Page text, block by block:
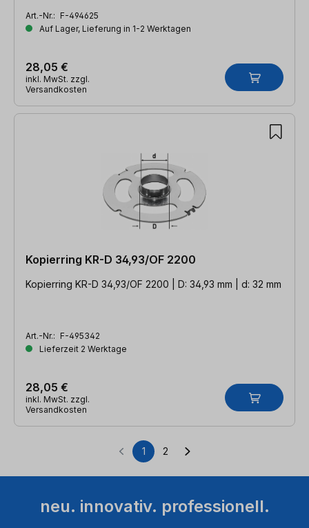
Art.-Nr.: F-494625
Auf Lager, Lieferung in 1-2 Werktagen
28,05 €
inkl. MwSt. zzgl.
Versandkosten
Kopierring KR-D 34,93/OF 2200
Kopierring KR-D 34,93/OF 2200 | D: 34,93 mm | d: 32 mm
Art.-Nr.: F-495342
Lieferzeit 2 Werktage
28,05 €
inkl. MwSt. zzgl.
Versandkosten
Seite
1 Seite
2
neu. innovativ. professionell.